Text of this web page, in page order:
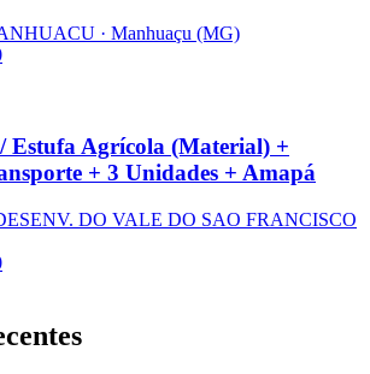
· Manhuaçu (MG)
/ Estufa Agrícola (Material) +
+ 3 Unidades + Amapá
DO VALE DO SAO FRANCISCO